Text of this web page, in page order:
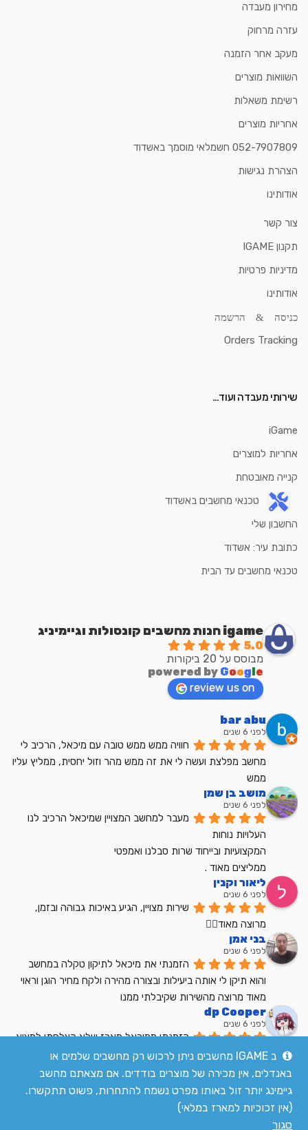
מחירון מעבדה
עזרה מרחוק
מעקב אחר הזמנה
השוואות מוצרים
רשימת משאלות
אחריות מוצרים
052-7907809 חשמלאי מוסמך באשדוד
הצהרת נגישות
אודותינו
צור קשר
תקנון IGAME
מדיניות פרטיות
אודותינו
כניסה & הרשמה
Orders Tracking
שירותי מעבדה ועוד…
iGame
אחריות למוצרים
קנייה מאובטחת
טכנאי מחשבים באשדוד
החשבון שלי
כתובת עיר: אשדוד
טכנאי מחשבים עד הבית
igame חנות מחשבים קונסולות וגיימיניג
5.0
מבוסס על 20 ביקורות
powered by Goog e
review us on
bar abu
לפני 6 שנים
ממש
מושב בן שמן
לפני 6 שנים
מעבר למחשב המצויין שמיכאל הרכיב לנו
העלויות נוחות
המקצועיות ובייחוד שרות סבלנו ואמפטי
ממליצים מאוד .
ליאור וקנין
לפני 6 שנים
מרוצה מאוד👍🏼
בני אמן
לפני 6 שנים
מאוד מרוצה מהשירות שקיבלתי ממנו
dp Cooper
לפני 6 שנים
הזמנתי ממיכאל מארז שלא הצלחתי למצוא
בשום מקום אחר בארץ מחיר הוגן שירות מעולה
לקריאת כל הביקורות
ב IGAME מחשבים ניתן לרכוש רק מחשבים שלמים או
באנדלים, אין מכירה של מוצרים בודדים. אם מצאתם מחשב
גיימינג יותר זול באותו מפרט נשמח להתחרות, פשוט תתקשרו.
(אין זכוכיות למארז במלאי)
סגור